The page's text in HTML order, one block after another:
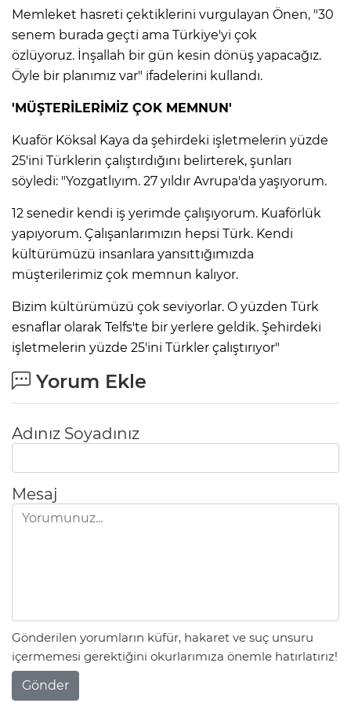
Memleket hasreti çektiklerini vurgulayan Önen, "30
senem burada geçti ama Türkiye'yi çok
özlüyoruz. İnşallah bir gün kesin dönüş yapacağız.
Öyle bir planımız var" ifadelerini kullandı.
'MÜŞTERİLERİMİZ ÇOK MEMNUN'
Kuaför Köksal Kaya da şehirdeki işletmelerin yüzde
25'ini Türklerin çalıştırdığını belirterek, şunları
söyledi: "Yozgatlıyım. 27 yıldır Avrupa'da yaşıyorum.
12 senedir kendi iş yerimde çalışıyorum. Kuaförlük
yapıyorum. Çalışanlarımızın hepsi Türk. Kendi
kültürümüzü insanlara yansıttığımızda
müşterilerimiz çok memnun kalıyor.
Bizim kültürümüzü çok seviyorlar. O yüzden Türk
esnaflar olarak Telfs'te bir yerlere geldik. Şehirdeki
işletmelerin yüzde 25'ini Türkler çalıştırıyor"
Yorum Ekle
Adınız Soyadınız
Mesaj
Gönderilen yorumların küfür, hakaret ve suç unsuru
içermemesi gerektiğini okurlarımıza önemle hatırlatırız!
Gönder